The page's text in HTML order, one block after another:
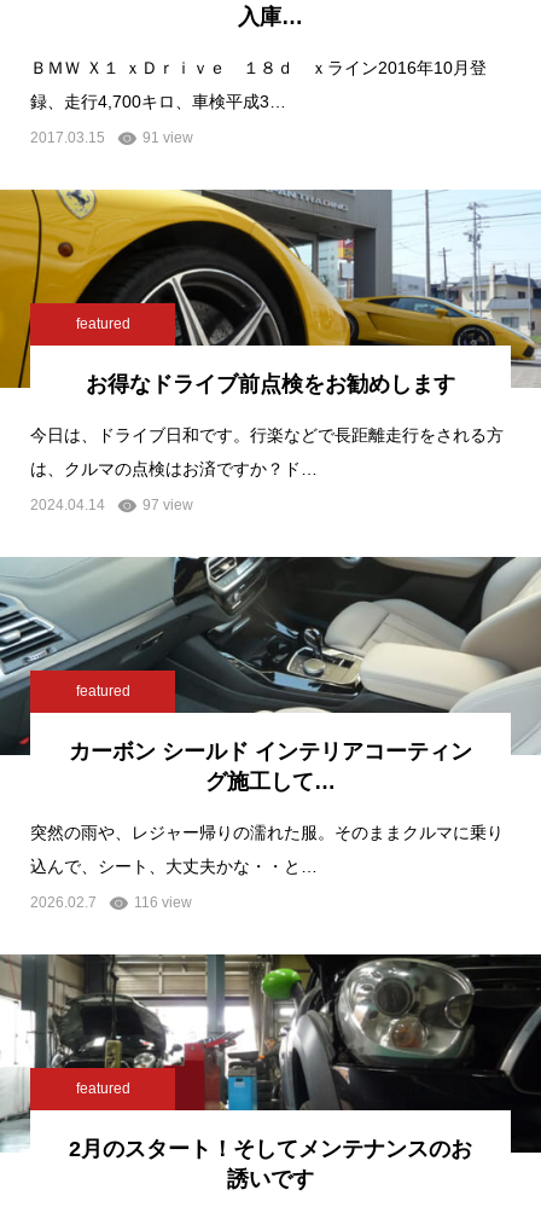
入庫…
ＢＭＷ Ｘ１ ｘＤｒｉｖｅ １８ｄ ｘライン2016年10月登
録、走行4,700キロ、車検平成3…
2017.03.15 91 view
featured
お得なドライブ前点検をお勧めします
今日は、ドライブ日和です。行楽などで長距離走行をされる方
は、クルマの点検はお済ですか？ド…
2024.04.14 97 view
featured
カーボン シールド インテリアコーティン
グ施工して…
突然の雨や、レジャー帰りの濡れた服。そのままクルマに乗り
込んで、シート、大丈夫かな・・と…
2026.02.7 116 view
featured
2月のスタート！そしてメンテナンスのお
誘いです